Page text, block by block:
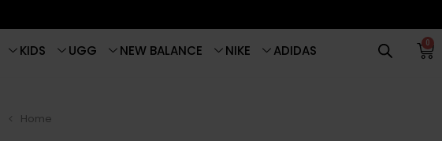
0
ADIDAS
NIKE
NEW BALANCE
UGG
KIDS
Home